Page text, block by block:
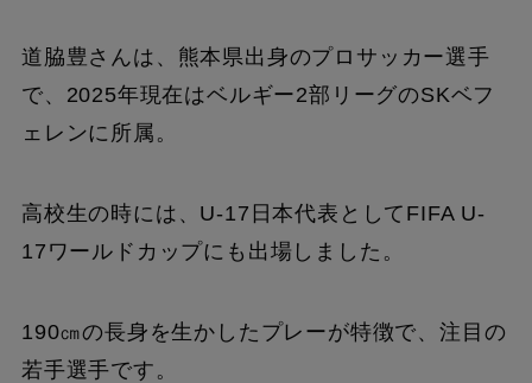
道脇豊さんは、熊本県出身のプロサッカー選手
で、2025年現在はベルギー2部リーグのSKベフ
ェレンに所属。
高校生の時には、U-17日本代表としてFIFA U-
17ワールドカップにも出場しました。
190㎝の長身を生かしたプレーが特徴で、注目の
若手選手です。